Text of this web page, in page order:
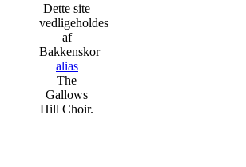
Dette site
vedligeholdes
af
Bakkenskor
alias
The
Gallows
Hill Choir.